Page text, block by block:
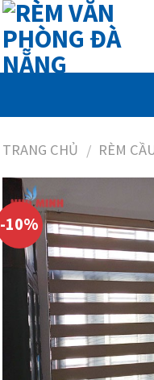
TRANG CHỦ / RÈM
-10%